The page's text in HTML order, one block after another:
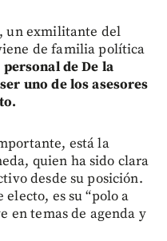
un exmilitante del
de familia política
de De la
uno de los asesores
está la
quien ha sido clara
desde su posición.
es su “polo a
en temas de agenda y